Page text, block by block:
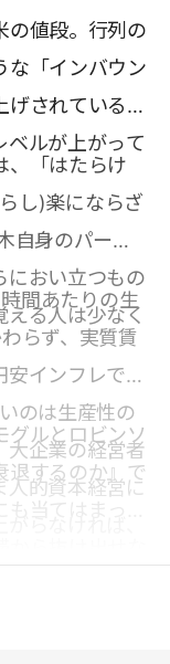
の値段。行列の
な「インバウン
げされていると
ベルが上がって
、「はたらけ
し)楽にならざ
自身のパーソ
におい立つもの
る人は少なく
間あたりの生
らず、実質賃
安インフレで
のは生産性の
大企業の経営者
人的資本経営に
主張するとい
グルとロビンソ
退するのか』で
当てはまって
著者の関心に